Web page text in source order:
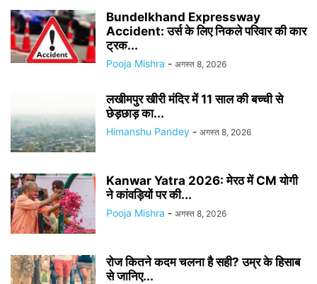
Bundelkhand Expressway
Accident: उर्स के लिए निकले परिवार की कार
ट्रक...
Pooja Mishra - अगस्त 8, 2026
लखीमपुर खीरी मंदिर में 11 साल की बच्ची से
छेड़छाड़ का...
Himanshu Pandey - अगस्त 8, 2026
Kanwar Yatra 2026: मेरठ में CM योगी
ने कांवड़ियों पर की...
Pooja Mishra - अगस्त 8, 2026
रोज कितने कदम चलना है सही? उम्र के हिसाब
से जानिए...